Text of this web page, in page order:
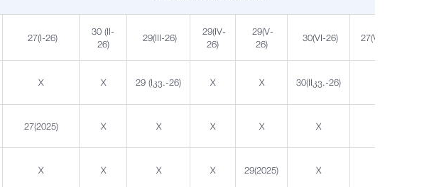
27(I-26)
30 (II-
26)
29(III-26)
29(IV-
26)
29(V-
26)
30(VI-26) 27(VII-26)
X X 29 (Iკვ.-26) X X 30(IIკვ.-26)
27(2025) X X X X X
X X X X 29(2025) X